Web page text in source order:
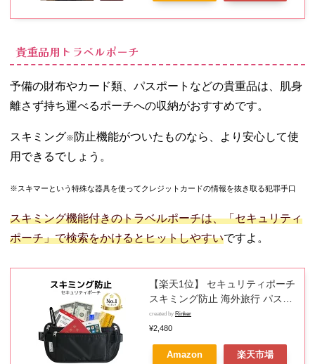
貴重品用トラベルポーチ
予備の財布やカード類、パスポートなどの貴重品は、肌身
離さず持ち運べるポーチへの収納がおすすめです。
スキミング※ 防止機能がついたものなら、より安心して使
用できるでしょう。
※スキマーという特殊な器具を使ってクレジットカードの情報を抜き取る犯罪手口
スキミング機能付きのトラベルポーチは、「セキュリティ
ポーチ」で検索をかけるとヒットしやすいですよ。
【楽天1位】 セキュリティポーチ
スキミング防止 海外旅行 パスポ
ートケース パスポート入れ 貴重
品入れ トラベル 防犯グッズ パス
ポート 盗難防止 薄い 薄型 旅行
ウエストポーチ メンズ レディー
created by Rinker
¥2,480
Amazon 楽天市場